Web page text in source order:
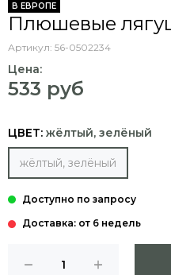
В ЕВРОПЕ
Плюшевые
Артикул: 56-0502234
Цена:
533 руб
ЦВЕТ: жёлтый, зелёный
жёлтый, зелёный
Доставка: от 6 недель